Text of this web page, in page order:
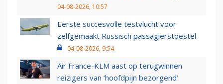
04-08-2026, 10:57
Eerste succesvolle testvlucht voor
zelfgemaakt Russisch passagierstoestel
04-08-2026, 9:54
Air France-KLM aast op terugwinnen
reizigers van ‘hoofdpijn bezorgend’